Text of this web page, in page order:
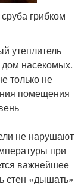
грибком
утеплитель
дом насекомых.
только не
помещения
не нарушают
при
важнейшее
стен «дышать»